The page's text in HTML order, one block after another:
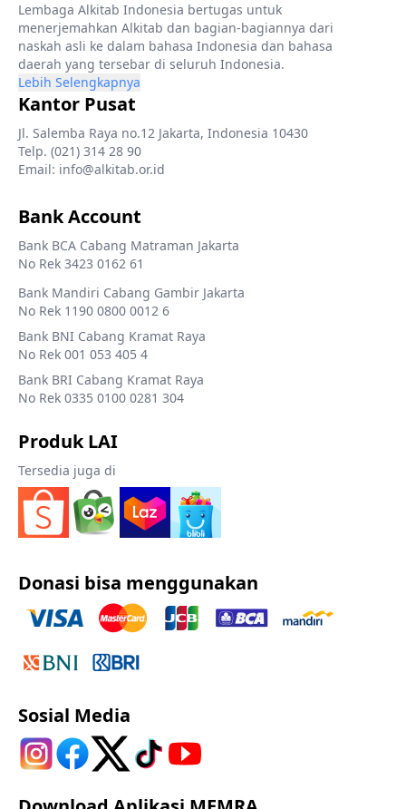
Lembaga Alkitab Indonesia bertugas untuk
menerjemahkan Alkitab dan bagian-bagiannya dari
naskah asli ke dalam bahasa Indonesia dan bahasa
daerah yang tersebar di seluruh Indonesia.
Lebih Selengkapnya
Kantor Pusat
Jl. Salemba Raya no.12 Jakarta, Indonesia 10430
Telp. (021) 314 28 90
Email: info@alkitab.or.id
Bank Account
Bank BCA Cabang Matraman Jakarta
No Rek 3423 0162 61
Bank Mandiri Cabang Gambir Jakarta
No Rek 1190 0800 0012 6
Bank BNI Cabang Kramat Raya
No Rek 001 053 405 4
Bank BRI Cabang Kramat Raya
No Rek 0335 0100 0281 304
Produk LAI
Tersedia juga di
Donasi bisa menggunakan
Sosial Media